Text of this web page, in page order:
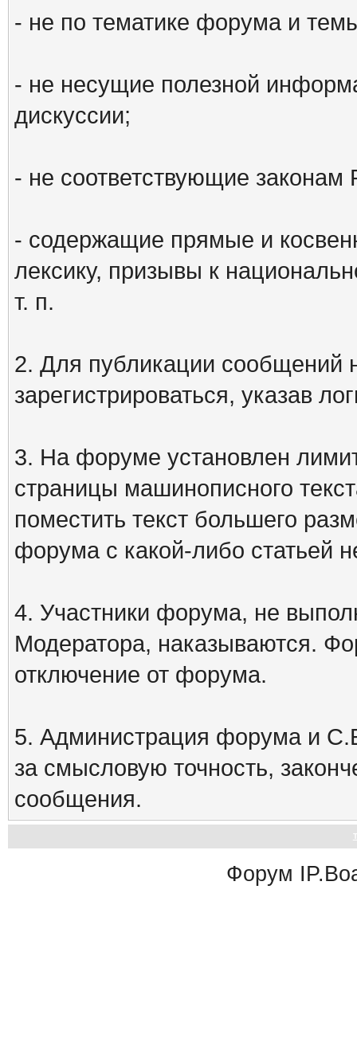
- не по тематике форума и
- не несущие полезной
дискуссии;
- не соответствующие законам
- содержащие прямые и
лексику, призывы к
т. п.
2. Для публикации сообщений
зарегистрироваться, указав
3. На форуме установлен
страницы машинописного
поместить текст большего
форума с какой-либо статьей
4. Участники форума, не
Модератора, наказываются.
отключение от форума.
5. Администрация форума и
за смысловую точность,
сообщения.
Форум